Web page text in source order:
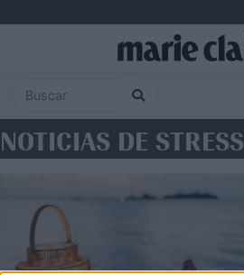
NOTICIAS DE